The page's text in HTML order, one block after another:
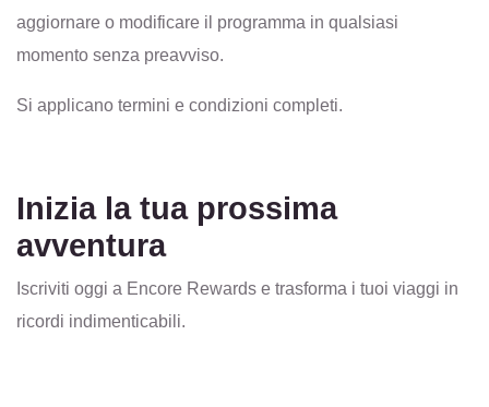
aggiornare o modificare il programma in qualsiasi
momento senza preavviso.
Si applicano termini e condizioni completi.
Inizia la tua prossima
avventura
Iscriviti oggi a Encore Rewards e trasforma i tuoi viaggi in
ricordi indimenticabili.